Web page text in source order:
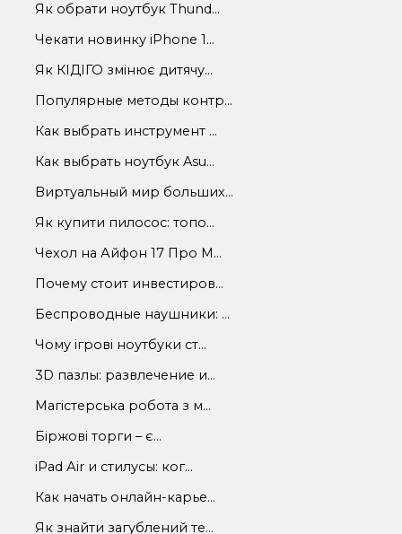
Як обрати ноутбук Thund...
Чекати новинку iPhone 1...
Як КІДІГО змінює дитячу...
Популярные методы контр...
Как выбрать инструмент ...
Как выбрать ноутбук Asu...
Виртуальный мир больших...
Як купити пилосос: топо...
Чехол на Айфон 17 Про М...
Почему стоит инвестиров...
Беспроводные наушники: ...
Чому ігрові ноутбуки ст...
3D пазлы: развлечение и...
Магістерська робота з м...
Біржові торги – є...
iРad Аir и стилусы: ког...
Как начать онлайн-карье...
Як знайти загублений те...